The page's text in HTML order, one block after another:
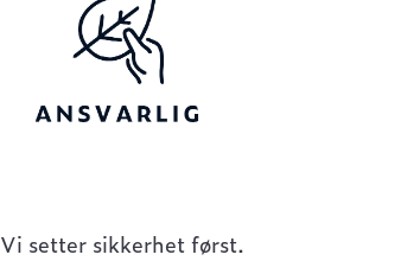
Vi setter sikkerhet først.